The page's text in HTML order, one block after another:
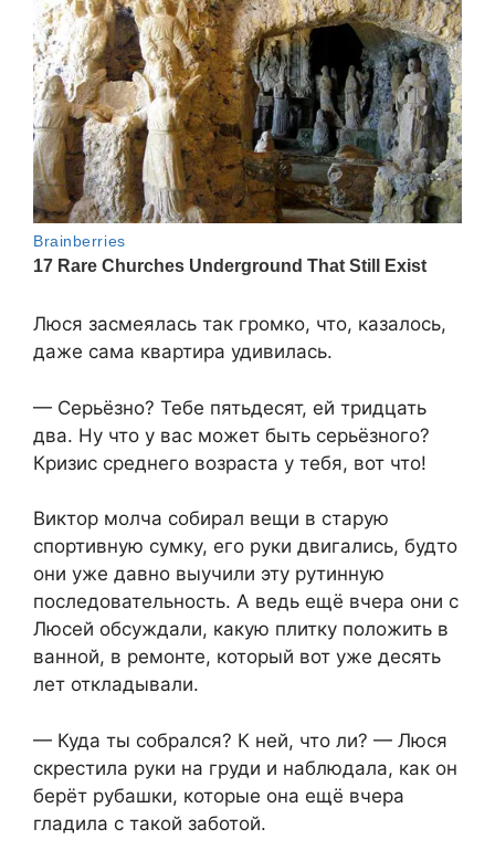
Люся засмеялась так громко, что, казалось,
даже сама квартира удивилась.
— Серьёзно? Тебе пятьдесят, ей тридцать
два. Ну что у вас может быть серьёзного?
Кризис среднего возраста у тебя, вот что!
Виктор молча собирал вещи в старую
спортивную сумку, его руки двигались, будто
они уже давно выучили эту рутинную
последовательность. А ведь ещё вчера они с
Люсей обсуждали, какую плитку положить в
ванной, в ремонте, который вот уже десять
лет откладывали.
— Куда ты собрался? К ней, что ли? — Люся
скрестила руки на груди и наблюдала, как он
берёт рубашки, которые она ещё вчера
гладила с такой заботой.